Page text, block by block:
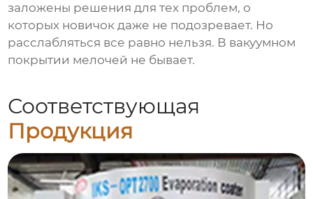
заложены решения для тех проблем, о
которых новичок даже не подозревает. Но
расслабляться все равно нельзя. В вакуумном
покрытии мелочей не бывает.
Соответствующая
Продукция